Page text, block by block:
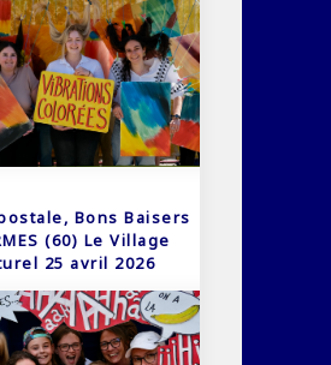
Bons Baisers
(60) Le Village
25 avril 2026